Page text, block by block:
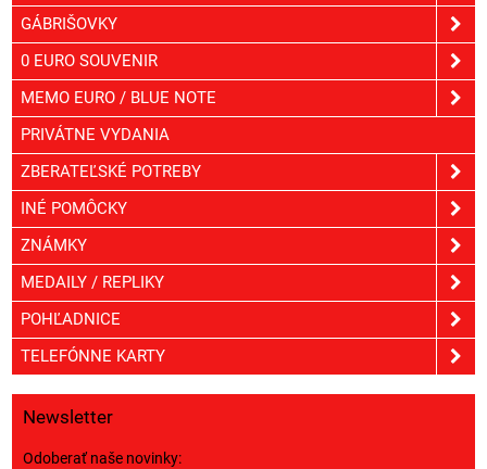
GÁBRIŠOVKY
0 EURO SOUVENIR
MEMO EURO / BLUE NOTE
PRIVÁTNE VYDANIA
ZBERATEĽSKÉ POTREBY
INÉ POMÔCKY
ZNÁMKY
MEDAILY / REPLIKY
POHĽADNICE
TELEFÓNNE KARTY
Newsletter
Odoberať naše novinky: